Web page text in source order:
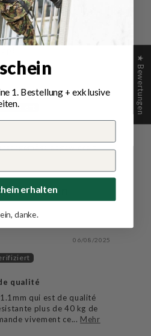
09/05/2025
abgewickelt
in anderen
06/08/2025
qualité
qui est de qualité
plus de 40 kg de
vivement ce... Mehr
★ Bewertungen
1. Bestellung+ exklusive
erhalten
danke.